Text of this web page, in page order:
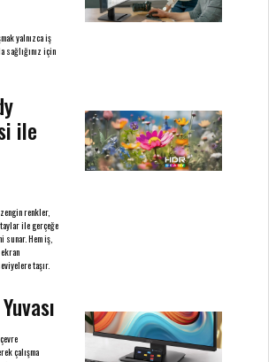
yalnızca iş
sağlığınız için
ile
renkler,
ile gerçeğe
sunar. Hem iş,
taşır.
çalışma